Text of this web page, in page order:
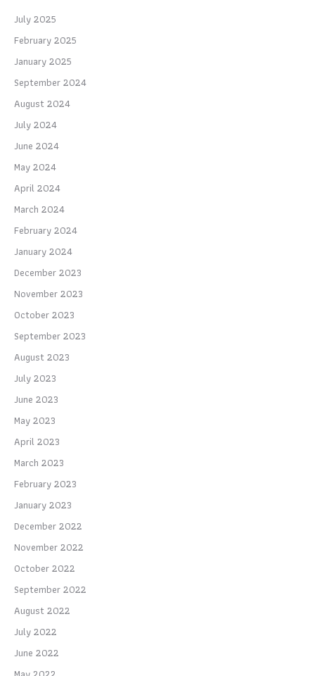
July 2025
February 2025
January 2025
September 2024
August 2024
July 2024
June 2024
May 2024
April 2024
March 2024
February 2024
January 2024
December 2023
November 2023
October 2023
September 2023
August 2023
July 2023
June 2023
May 2023
April 2023
March 2023
February 2023
January 2023
December 2022
November 2022
October 2022
September 2022
August 2022
July 2022
June 2022